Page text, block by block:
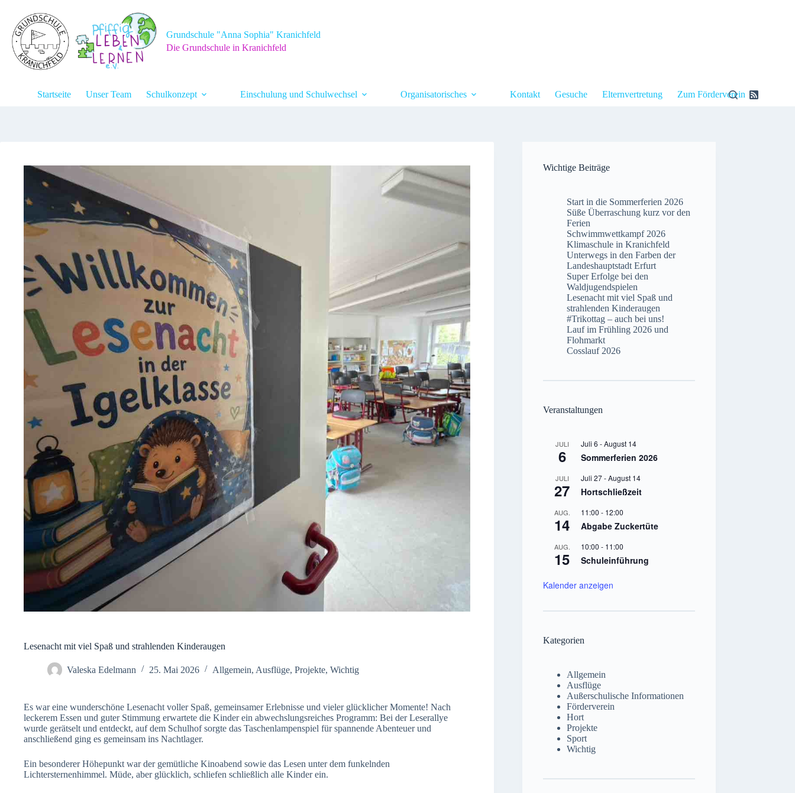
springen
Grundschule "Anna Sophia" Kranichfeld
Die Grundschule in Kranichfeld
Startseite Unser Team Schulkonzept Einschulung und Schulwechsel Organisatorisches Kontakt Gesuche Elternvertretung Zum Förderverein
Lesenacht mit viel Spaß und strahlenden Kinderaugen
Valeska Edelmann 25. Mai 2026 Allgemein, Ausflüge, Projekte, Wichtig
Es war eine wunderschöne Lesenacht voller Spaß, gemeinsamer Erlebnisse und vieler glücklicher Momente! Nach
leckerem Essen und guter Stimmung erwartete die Kinder ein abwechslungsreiches Programm: Bei der Leserallye
wurde gerätselt und entdeckt, auf dem Schulhof sorgte das Taschenlampenspiel für spannende Abenteuer und
anschließend ging es gemeinsam ins Nachtlager.
Ein besonderer Höhepunkt war der gemütliche Kinoabend sowie das Lesen unter dem funkelnden
Lichtersternenhimmel. Müde, aber glücklich, schliefen schließlich alle Kinder ein.
Wichtige Beiträge
Start in die Sommerferien 2026
Süße Überraschung kurz vor den
Ferien
Schwimmwettkampf 2026
Klimaschule in Kranichfeld
Unterwegs in den Farben der
Landeshauptstadt Erfurt
Super Erfolge bei den
Waldjugendspielen
Lesenacht mit viel Spaß und
strahlenden Kinderaugen
#Trikottag – auch bei uns!
Lauf im Frühling 2026 und
Flohmarkt
Cosslauf 2026
Veranstaltungen
JULI
6
Juli 6 -August 14
Sommerferien 2026
JULI
27
Juli 27-August 14
Hortschließzeit
AUG.
14
11:00 - 12:00
Abgabe Zuckertüte
AUG.
15
10:00 - 11:00
Schuleinführung
Kalender anzeigen
Kategorien
Allgemein
Ausflüge
Außerschulische Informationen
Förderverein
Hort
Projekte
Sport
Wichtig